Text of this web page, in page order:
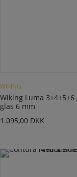
WIKING
Wiking Luma
glas 6 mm
1.095,00 DKK